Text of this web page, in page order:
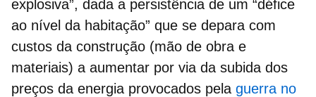
explosiva”, dada a persistência de um “défice
ao nível da habitação” que se depara com
custos da construção (mão de obra e
materiais) a aumentar por via da subida dos
preços da energia provocados pela guerra no